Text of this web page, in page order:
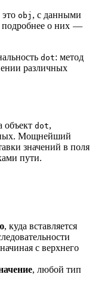
obj , с данными
подробнее о них —
dot: метод
различных
объект dot,
Мощнейший
значений в поля
пути.
, куда вставляется
с верхнего
, любой тип